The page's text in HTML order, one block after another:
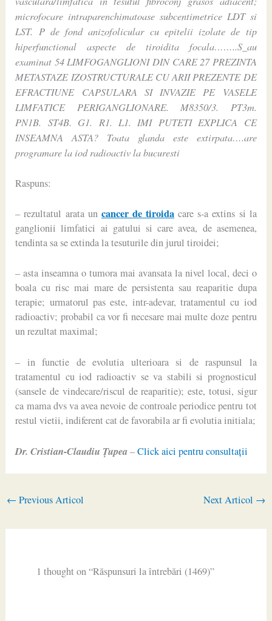
microfocare intraparenchimatoase subcentimetrice LDT si
LST. P de fond anizofolicular cu epitelii izolate de tip
hiperfunctional aspecte de tiroidita focala……..S_au
examinat 54 LIMFOGANGLIONI DIN CARE 27 PREZINTA
METASTAZE IZOSTRUCTURALE CU ARII PREZENTE DE
EFRACTIUNE CAPSULARA SI INVAZIE PE VASELE
LIMFATICE PERIGANGLIONARE. M8350/3. PT3m.
PN1B. ST4B. G1. R1. L1. IMI PUTETI EXPLICA CE
INSEAMNA ASTA? Toata glanda este extirpata….are
programare la iod radioactiv la bucuresti
Raspuns:
– rezultatul arata un cancer de tiroida care s-a extins si la
ganglionii limfatici ai gatului si care avea, de asemenea,
tendinta sa se extinda la tesuturile din jurul tiroidei;
– asta inseamna o tumora mai avansata la nivel local, deci o
boala cu risc mai mare de persistenta sau reaparitie dupa
terapie; urmatorul pas este, intr-adevar, tratamentul cu iod
radioactiv; probabil ca vor fi necesare mai multe doze pentru
un rezultat maximal;
– in functie de evolutia ulterioara si de raspunsul la
tratamentul cu iod radioactiv se va stabili si prognosticul
(sansele de vindecare/riscul de reaparitie); este, totusi, sigur
ca mama dvs va avea nevoie de controale periodice pentru tot
restul vietii, indiferent cat de favorabila ar fi evolutia initiala;
Dr. Cristian-Claudiu Ţupea–Click aici pentru consultaţii
← Previous Articol Next Articol →
1 thought on “Răspunsuri la întrebări (1469)”